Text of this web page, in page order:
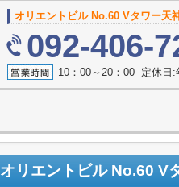
オリエントビル No.60 Vタワー天
092-406-
10：00～20：00 定休日:
オリエントビル No.60 V